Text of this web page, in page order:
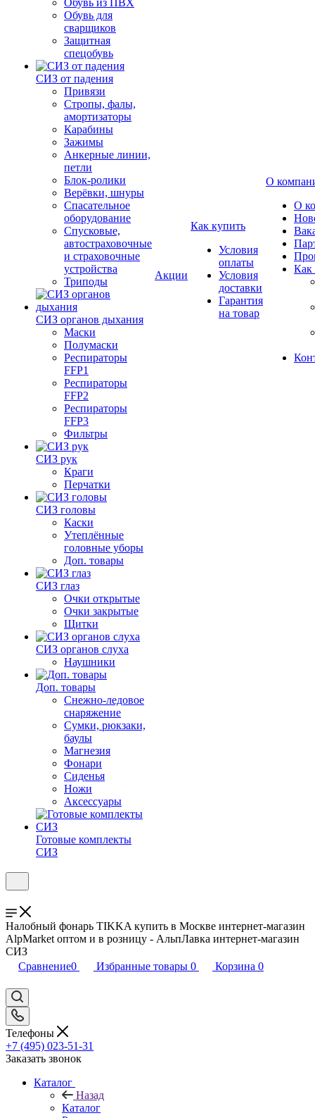
Обувь из ПВХ
Обувь для
сварщиков
Защитная
спецобувь
СИЗ от падения
Привязи
Стропы, фалы,
амортизаторы
Карабины
Зажимы
Анкерные линии,
петли
Блок-ролики
Верёвки, шнуры
Спасательное
оборудование
Спусковые,
автостраховочные
и страховочные
устройства
Триподы
СИЗ органов дыхания
Маски
Полумаски
Респираторы
FFP1
Респираторы
FFP2
Респираторы
FFP3
Фильтры
СИЗ рук
Краги
Перчатки
СИЗ головы
Каски
Утеплённые
головные уборы
Доп. товары
СИЗ глаз
Очки открытые
Очки закрытые
Щитки
СИЗ органов слуха
Наушники
Доп. товары
Снежно-ледовое
снаряжение
Сумки, рюкзаки,
баулы
Магнезия
Фонари
Сиденья
Ножи
Аксессуары
Готовые комплекты
СИЗ
Акции
Как купить
Условия
оплаты
Условия
доставки
Гарантия
на товар
О
О
Как
Налобный фонарь TIKKA купить в Москве интернет-магазин
AlpMarket оптом и в розницу - АльпЛавка интернет-магазин
СИЗ
Сравнение0 Избранные товары 0 Корзина 0
Телефоны
+7 (495) 023-51-31
Заказать звонок
Каталог
Назад
Каталог